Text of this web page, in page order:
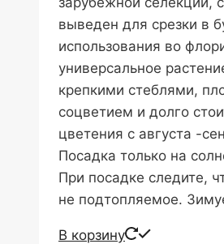
выведен для срезки в
использования во
универсальное
крепкими стеблями,
соцветием и долго
цветения с августа -
Посадка только на
При посадке следите,
не подтопляемое.
В корзину